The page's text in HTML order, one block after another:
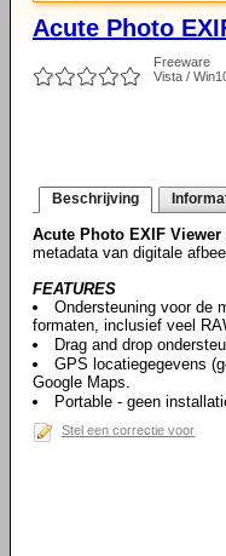
Acute Photo
Freeware
Vista /
Beschrijving
Acute Photo EXIF Viewer
metadata van digitale
FEATURES
Ondersteuning voor de
formaten, inclusief veel
Drag and drop
GPS locatiegegevens
Google Maps.
Portable - geen
Stel een correctie voor